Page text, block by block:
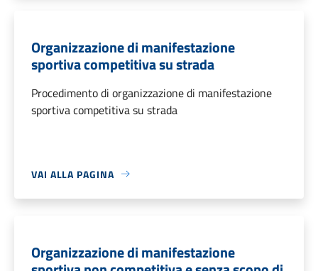
Organizzazione di manifestazione
sportiva competitiva su strada
Procedimento di organizzazione di manifestazione
sportiva competitiva su strada
VAI ALLA PAGINA
Organizzazione di manifestazione